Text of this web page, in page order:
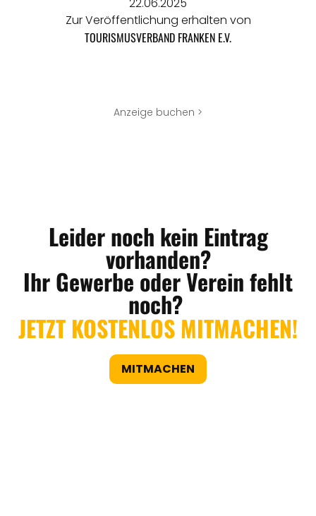
Zur Veröffentlichung erhalten von
TOURISMUSVERBAND FRANKEN E.V.
Anzeige buchen >
Leider noch kein Eintrag
vorhanden?
Ihr Gewerbe oder Verein fehlt
noch?
JETZT KOSTENLOS MITMACHEN!
MITMACHEN